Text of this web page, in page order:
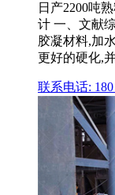
日产2200吨
计 一、文献
胶凝材料,加
更好的硬化,
联系电话: 180